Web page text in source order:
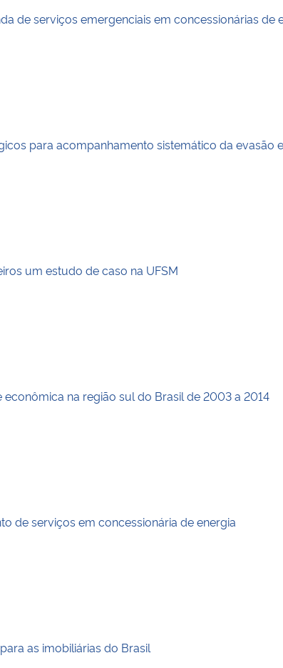
de serviços emergenciais em concessionárias de
para acompanhamento sistemático da evasão
um estudo de caso na UFSM
na região sul do Brasil de 2003 a 2014
de serviços em concessionária de energia
as imobiliárias do Brasil